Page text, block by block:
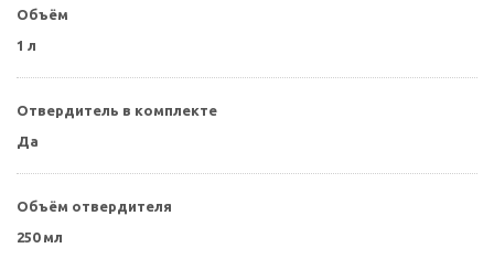
Объём
1 л
Отвердитель в комплекте
Да
Объём отвердителя
250 мл